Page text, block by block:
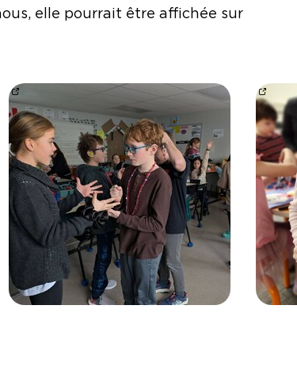
elle pourrait être affichée sur
Projet en sciences – Flotte ou coule?